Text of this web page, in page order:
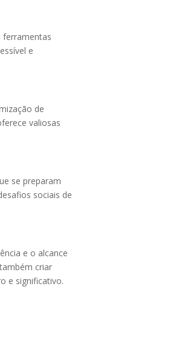
ferramentas
e
de
valiosas
se preparam
sociais de
e o alcance
criar
e significativo.